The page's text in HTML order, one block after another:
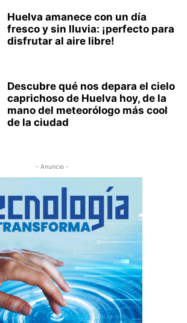
Huelva amanece con un día
fresco y sin lluvia: ¡perfecto para
disfrutar al aire libre!
Descubre qué nos depara el cielo
caprichoso de Huelva hoy, de la
mano del meteorólogo más cool
de la ciudad
- Anuncio -